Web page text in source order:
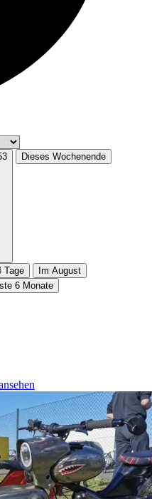
Dieses Wochenende
Tage
Im August
6 Monate